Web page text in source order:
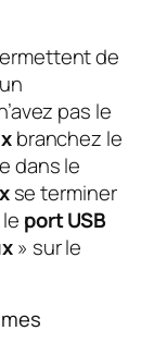
de
pas le
branchez le
dans le
se terminer
port USB
» sur le